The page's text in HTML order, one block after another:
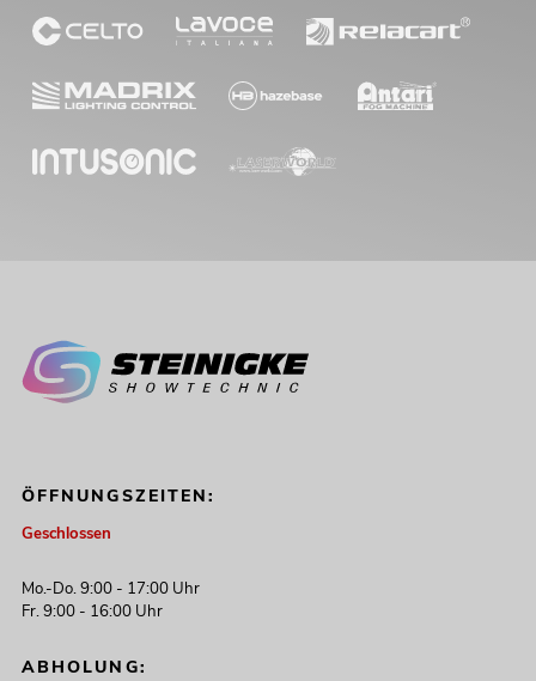
ÖFFNUNGSZEITEN:
Geschlossen
Mo.-Do. 9:00 - 17:00 Uhr
Fr. 9:00 - 16:00 Uhr
ABHOLUNG: